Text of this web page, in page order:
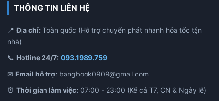
THÔNG TIN LIÊN HỆ
📍Địa chỉ: Toàn quốc (Hỗ trợ chuyển phát nhanh hỏa tốc tận
nhà)
📞 Hotline 24/7: 093.1989.759
✉ Email hỗ trợ: bangbook0909@gmail.com
⏰ Thời gian làm việc: 07:00 - 23:00 (Kể cả T7, CN & Ngày lễ)